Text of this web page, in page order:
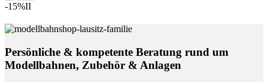
-15%II
Persönliche & kompetente Beratung rund um
Modellbahnen, Zubehör & Anlagen